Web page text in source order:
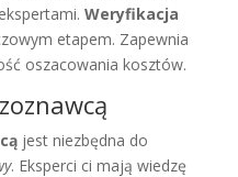
Weryfikacja
etapem. Zapewnia
oszacowania kosztów.
jest niezbędna do
. Eksperci ci mają wiedzę